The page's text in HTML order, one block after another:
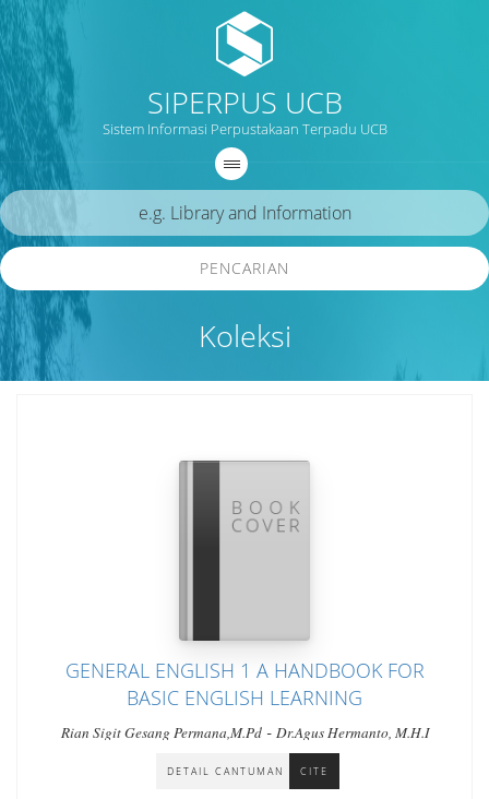
SIPERPUS UCB
Sistem Informasi Perpustakaan Terpadu UCB
Koleksi
PENCARIAN
GENERAL ENGLISH 1 A HANDBOOK FOR
BASIC ENGLISH LEARNING
Rian Sigit Gesang Permana,M.Pd- Dr.Agus Hermanto, M.H.I
DETAIL CANTUMAN CITE